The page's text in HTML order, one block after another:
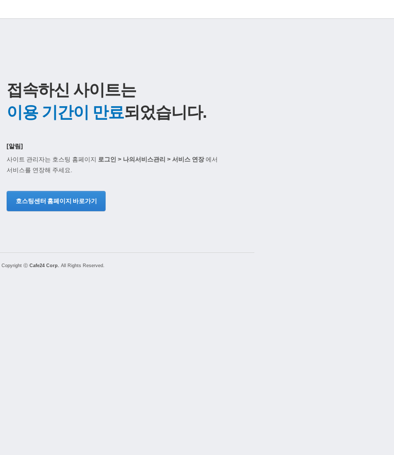
접속하신 사이트는
이용 기간이 만료되었습니다.
[알림]
사이트 관리자는 호스팅 홈페이지 로그인 > 나의서비스관리 > 서비스 연장에서
서비스를 연장해 주세요.
호스팅센터 홈페이지 바로가기
Copyright ⓒ Cafe24 Corp. All Rights Reserved.